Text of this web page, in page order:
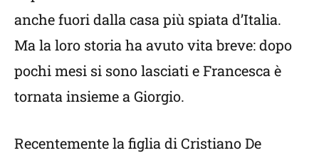
anche fuori dalla casa più spiata d’Italia.
Ma la loro storia ha avuto vita breve: dopo
pochi mesi si sono lasciati e Francesca è
tornata insieme a Giorgio.
Recentemente la figlia di Cristiano De